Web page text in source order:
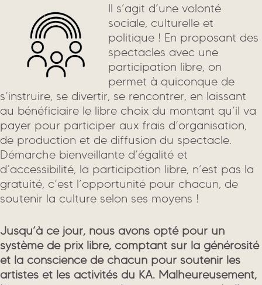
Il s’agit d’une volonté
sociale, culturelle et
politique ! En proposant des
spectacles avec une
participation libre, on
permet à quiconque de
s’instruire, se divertir, se rencontrer, en laissant
au bénéficiaire le libre choix du montant qu’il va
payer pour participer aux frais d’organisation,
de production et de diffusion du spectacle.
Démarche bienveillante d’égalité et
d’accessibilité, la participation libre, n’est pas la
gratuité, c’est l’opportunité pour chacun, de
soutenir la culture selon ses moyens !
Jusqu’à ce jour, nous avons opté pour un
système de prix libre, comptant sur la générosité
et la conscience de chacun pour soutenir les
artistes et les activités du KA. Malheureusement,